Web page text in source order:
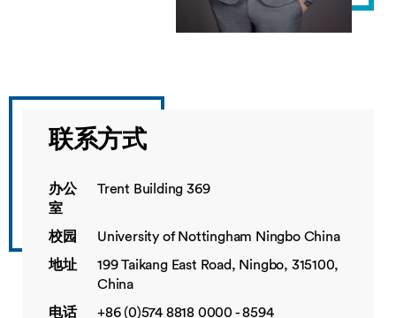
联系方式
办公
室
Trent Building 369
校园
University of Nottingham Ningbo China
地址
199 Taikang East Road, Ningbo, 315100,
China
电话
+86 (0)574 8818 0000 - 8594